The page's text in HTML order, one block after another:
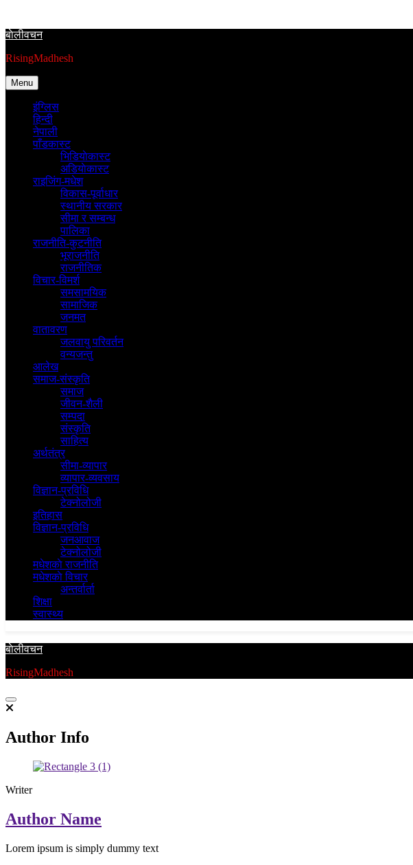
content
बाेलीवचन
RisingMadhesh
Menu
इंग्लिस
हिन्दी
नेपाली
पाँडकास्ट
भिडियाेकास्ट
अडियाेकास्ट
राइजिंग-मधेश
विकास-पूर्वाधार
स्थानीय सरकार
सीमा र सम्बन्ध
पालिका
राजनीति-कुटनीति
भूराजनीति
राजनीतिक
विचार-विमर्श
समसामयिक
सामाजिक
जनमत
वातावरण
जलवायु परिवर्तन
वन्यजन्तु
आलेख
समाज-संस्कृति
समाज
जीवन-शैली
सम्पदा
संस्कृति
साहित्य
अर्थतंत्र
सीमा-व्यापार
व्यापार-व्यवसाय
विज्ञान-प्रविधि
टेक्नोलोजी
इतिहास
विज्ञान-प्रविधि
जनआवाज
टेक्नोलोजी
मधेशकाे राजनीति
मधेशकाे विचार
अन्तर्वार्ता
शिक्षा
स्वास्थ्य
बाेलीवचन
RisingMadhesh
Author Info
Writer
Author Name
Lorem ipsum is simply dummy text